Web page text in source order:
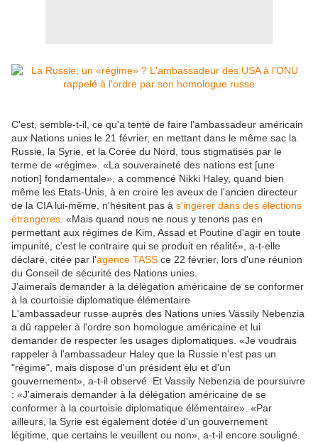
C'est, semble-t-il, ce qu'a tenté de faire l'ambassadeur américain
aux Nations unies le 21 février, en mettant dans le même sac la
Russie, la Syrie, et la Corée du Nord, tous stigmatisés par le
terme de «régime». «La souveraineté des nations est [une
notion] fondamentale», a commencé Nikki Haley, quand bien
même les Etats-Unis, à en croire les aveux de l'ancien directeur
de la CIA lui-même, n'hésitent pas à s'ingérer dans des élections
étrangères. «Mais quand nous ne nous y tenons pas en
permettant aux régimes de Kim, Assad et Poutine d'agir en toute
impunité, c'est le contraire qui se produit en réalité», a-t-elle
déclaré, citée par l'agence TASS ce 22 février, lors d'une réunion
du Conseil de sécurité des Nations unies.
J'aimerais demander à la délégation américaine de se conformer
à la courtoisie diplomatique élémentaire
L'ambassadeur russe auprès des Nations unies Vassily Nebenzia
a dû rappeler à l'ordre son homologue américaine et lui
demander de respecter les usages diplomatiques. «Je voudrais
rappeler à l'ambassadeur Haley que la Russie n'est pas un
"régime", mais dispose d'un président élu et d'un
gouvernement», a-t-il observé. Et Vassily Nebenzia de poursuivre
: «J'aimerais demander à la délégation américaine de se
conformer à la courtoisie diplomatique élémentaire». «Par
ailleurs, la Syrie est également dotée d'un gouvernement
légitime, que certains le veuillent ou non», a-t-il encore souligné.